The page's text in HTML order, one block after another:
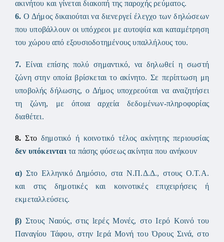
ακινήτου και γίνεται διακοπή της παροχής ρεύματος.
6. Ο Δήμος δικαιούται να διενεργεί έλεγχο των δηλώσεων
που υποβάλλουν οι υπόχρεοι με αυτοψία και καταμέτρηση
του χώρου από εξουσιοδοτημένους υπαλλήλους του.
7. Είναι επίσης πολύ σημαντικό, να δηλωθεί η σωστή
ζώνη στην οποία βρίσκεται το ακίνητο. Σε περίπτωση μη
υποβολής δήλωσης, ο Δήμος υποχρεούται να αναζητήσει
τη ζώνη, με όποια αρχεία δεδομένων-πληροφορίας
διαθέτει.
8. Στοδημοτικό ή κοινοτικό τέλος ακίνητης περιουσίας
δεν υπόκεινται τα πάσης φύσεως ακίνητα που ανήκουν
α) Στο Ελληνικό Δημόσιο, στα Ν.Π.Δ.Δ., στους Ο.Τ.Α.
και στις δημοτικές και κοινοτικές επιχειρήσεις ή
εκμεταλλεύσεις.
β) Στους Ναούς, στις lερές Μονές, στο Ιερό Κοινό του
Παναγίου Τάφου, στην Ιερά Μονή του Όρους Σινά, στο